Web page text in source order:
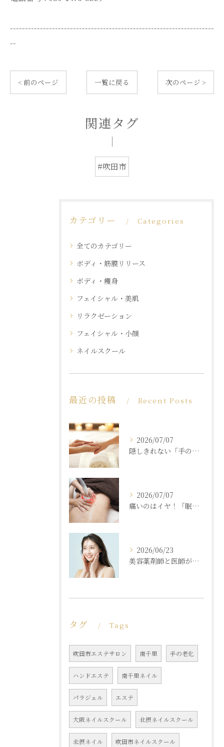
--------------------------------------------------------------------
--
< 前のページ 一覧に戻る 次のページ >
関連タグ
#吹田市
カテゴリー Categories
全てのカテゴリー
ボディ・筋膜リリース
ボディ・痩身
フェイシャル・美肌
リラクゼーション
フェイシャル・小顔
ネイルスクール
最近の投稿 Recent Posts
2026/07/07
隠しきれない「手の老化」を根本ケア！ふっくら若々しい手肌を取り戻す本格ハンドエステ
2026/07/07
痛いのはイヤ！「眠れるほど気持ちいいのに結果が出る」痩身エステの秘密
2026/06/23
美容薬剤師と医師が共同開発した商材と「真皮層フェイシャル」で内側からもっちり潤う素肌へ
タグ Tags
吹田市エステサロン 南千里 手の老化
ハンドエステ 南千里ネイル
パラジェル エステ
大阪ネイルスクール 北摂ネイルスクール
北摂ネイル 吹田市ネイルスクール